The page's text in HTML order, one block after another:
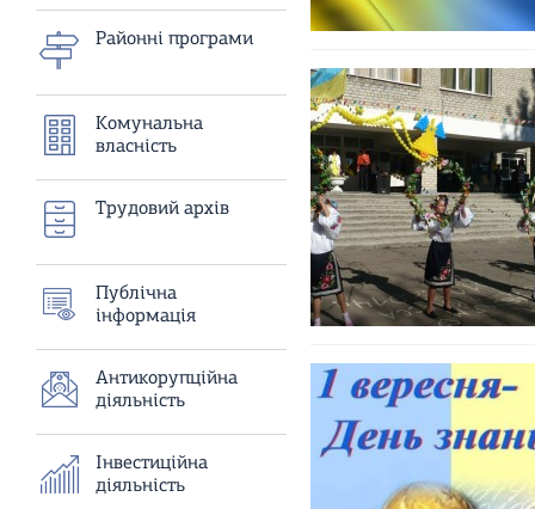
Районнi програми
Комунальна
власнiсть
Трудовий архiв
Публiчна
iнформацiя
Антикорупцiйна
дiяльнiсть
Iнвестиційна
дiяльнiсть